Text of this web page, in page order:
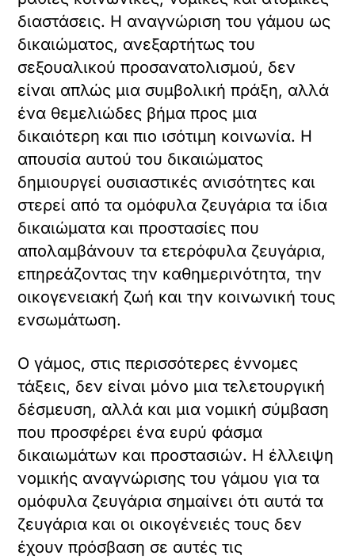
διαστάσεις. Η αναγνώριση του γάμου ως
δικαιώματος, ανεξαρτήτως του
σεξουαλικού προσανατολισμού, δεν
είναι απλώς μια συμβολική πράξη, αλλά
ένα θεμελιώδες βήμα προς μια
δικαιότερη και πιο ισότιμη κοινωνία. Η
απουσία αυτού του δικαιώματος
δημιουργεί ουσιαστικές ανισότητες και
στερεί από τα ομόφυλα ζευγάρια τα ίδια
δικαιώματα και προστασίες που
απολαμβάνουν τα ετερόφυλα ζευγάρια,
επηρεάζοντας την καθημερινότητα, την
οικογενειακή ζωή και την κοινωνική τους
ενσωμάτωση.
Ο γάμος, στις περισσότερες έννομες
τάξεις, δεν είναι μόνο μια τελετουργική
δέσμευση, αλλά και μια νομική σύμβαση
που προσφέρει ένα ευρύ φάσμα
δικαιωμάτων και προστασιών. Η έλλειψη
νομικής αναγνώρισης του γάμου για τα
ομόφυλα ζευγάρια σημαίνει ότι αυτά τα
ζευγάρια και οι οικογένειές τους δεν
έχουν πρόσβαση σε αυτές τις